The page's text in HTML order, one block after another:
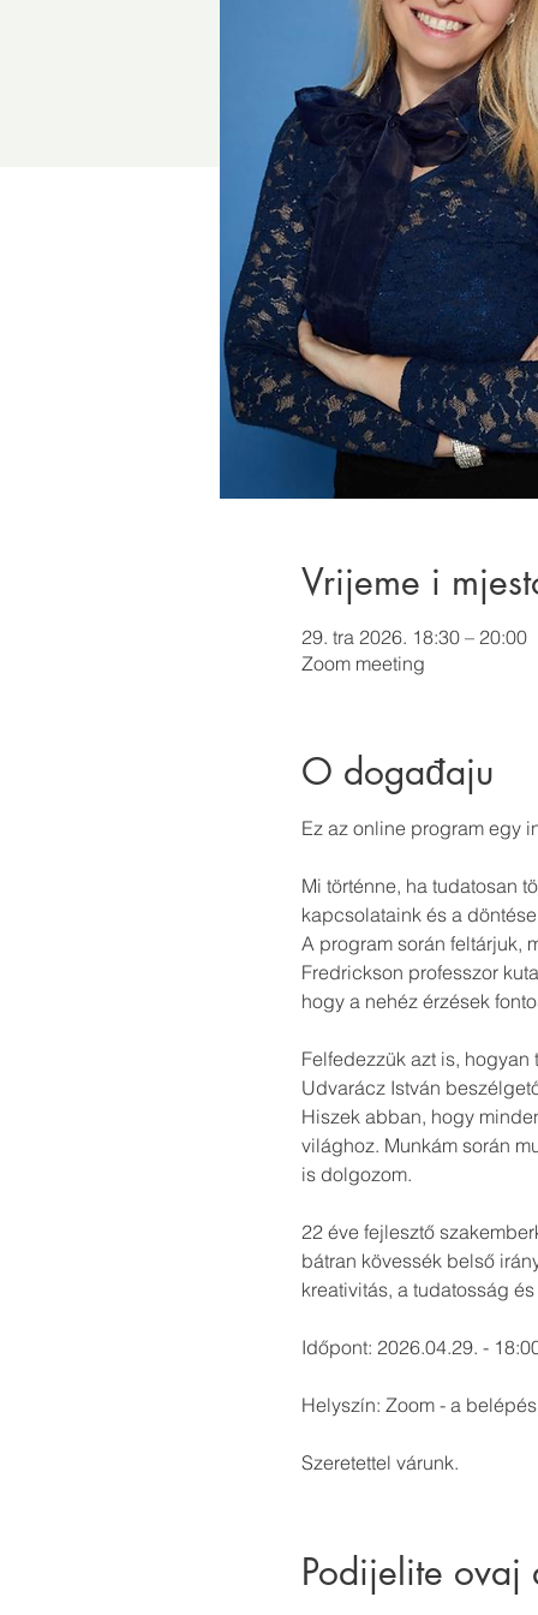
Vrijeme i
29. tra 2026. 18:30 – 20:00
Zoom meeting
O događaju
Ez az online program egy
Mi történne, ha tudatosan
kapcsolataink és a
A program során feltárjuk,
Fredrickson professzor
hogy a nehéz érzések
Felfedezzük azt is,
Udvarácz István
Hiszek abban, hogy
világhoz. Munkám során
is dolgozom.
22 éve fejlesztő
bátran kövessék belső
kreativitás, a tudatosság
Időpont: 2026.04.29. -
Helyszín: Zoom - a
Szeretettel várunk.
Podijelite ovaj